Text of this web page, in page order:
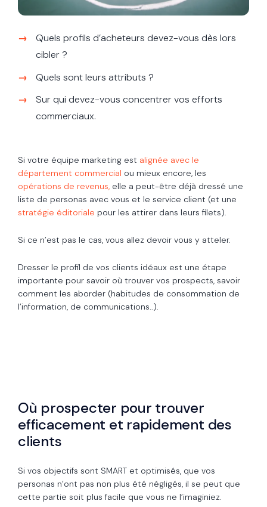
Quels profils d’acheteurs devez-vous dès lors
cibler ?
Quels sont leurs attributs ?
Sur qui devez-vous concentrer vos efforts
commerciaux.
Si votre équipe marketing est alignée avec le
département commercial ou mieux encore, les
opérations de revenus, elle a peut-être déjà dressé une
liste de personas avec vous et le service client (et une
stratégie éditoriale pour les attirer dans leurs filets).
Si ce n’est pas le cas, vous allez devoir vous y atteler.
Dresser le profil de vos clients idéaux est une étape
importante pour savoir où trouver vos prospects, savoir
comment les aborder (habitudes de consommation de
l’information, de communications..).
Où prospecter pour trouver
efficacement et rapidement des
clients
Si vos objectifs sont SMART et optimisés, que vos
personas n’ont pas non plus été négligés, il se peut que
cette partie soit plus facile que vous ne l’imaginiez.